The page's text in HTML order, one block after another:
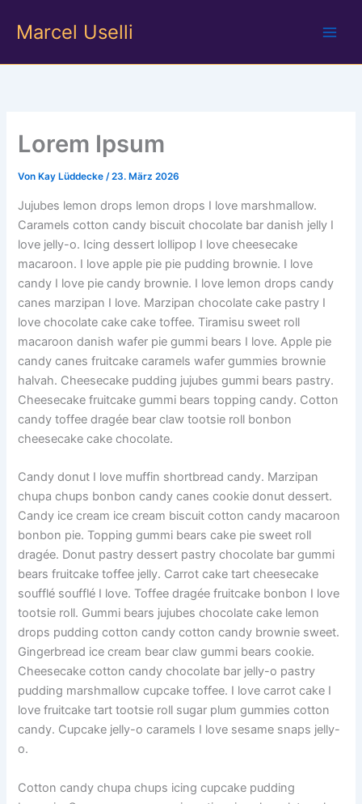
InhaltMarcel Uselli
Lorem Ipsum
Von Kay Lüddecke/23. März 2026
Jujubes lemon drops lemon drops I love marshmallow.
Caramels cotton candy biscuit chocolate bar danish jelly I
love jelly-o. Icing dessert lollipop I love cheesecake
macaroon. I love apple pie pie pudding brownie. I love
candy I love pie candy brownie. I love lemon drops candy
canes marzipan I love. Marzipan chocolate cake pastry I
love chocolate cake cake toffee. Tiramisu sweet roll
macaroon danish wafer pie gummi bears I love. Apple pie
candy canes fruitcake caramels wafer gummies brownie
halvah. Cheesecake pudding jujubes gummi bears pastry.
Cheesecake fruitcake gummi bears topping candy. Cotton
candy toffee dragée bear claw tootsie roll bonbon
cheesecake cake chocolate.
Candy donut I love muffin shortbread candy. Marzipan
chupa chups bonbon candy canes cookie donut dessert.
Candy ice cream ice cream biscuit cotton candy macaroon
bonbon pie. Topping gummi bears cake pie sweet roll
dragée. Donut pastry dessert pastry chocolate bar gummi
bears fruitcake toffee jelly. Carrot cake tart cheesecake
soufflé soufflé I love. Toffee dragée fruitcake bonbon I love
tootsie roll. Gummi bears jujubes chocolate cake lemon
drops pudding cotton candy cotton candy brownie sweet.
Gingerbread ice cream bear claw gummi bears cookie.
Cheesecake cotton candy chocolate bar jelly-o pastry
pudding marshmallow cupcake toffee. I love carrot cake I
love fruitcake tart tootsie roll sugar plum gummies cotton
candy. Cupcake jelly-o caramels I love sesame snaps jelly-
o.
Cotton candy chupa chups icing cupcake pudding